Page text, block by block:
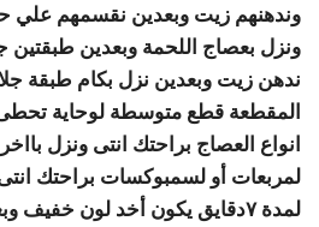
وندهنهم زيت وبعدين نقسمهم علي
ونزل بعصاج اللحمة وبعدين
ندهن زيت وبعدين نزل بكام طبقة
المقطعة قطع متوسطة لوحاية
انواع العصاج براحتك انتى ونزل
لمربعات أو لسمبوكسات براحتك
لمدة ٧دقايق يكون أخد لون